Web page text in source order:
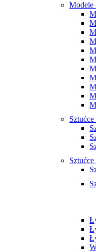
Modele
Sztućce